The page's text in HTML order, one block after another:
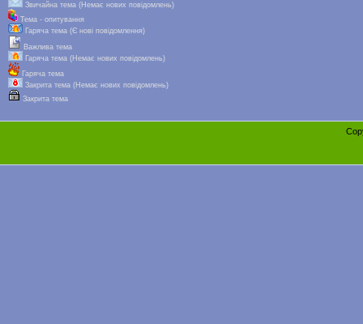
Звичайна тема (Немає нових повідомлень)
Тема - опитування
Гаряча тема (Є нові повідомлення)
Важлива тема
Гаряча тема (Немає нових повідомлень)
Гаряча тема
Закрита тема (Немає нових повідомлень)
Закрита тема